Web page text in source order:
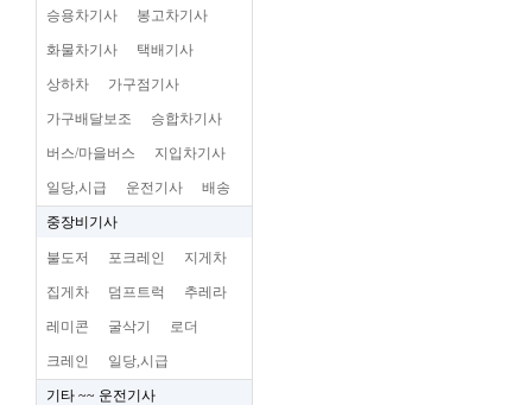
승용차기사 봉고차기사
화물차기사 택배기사
상하차 가구점기사
가구배달보조 승합차기사
버스/마을버스 지입차기사
일당,시급 운전기사 배송
중장비기사
불도저 포크레인 지게차
집게차 덤프트럭 추레라
레미콘 굴삭기 로더
크레인 일당,시급
기타 ~~ 운전기사